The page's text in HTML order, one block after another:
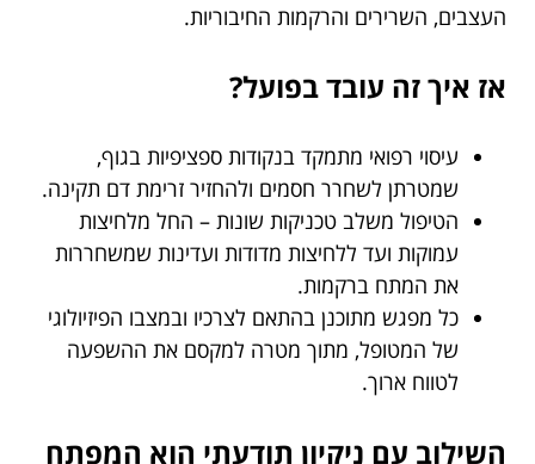
העצבים, השרירים והרקמות החיבוריות.
אז איך זה עובד בפועל?
עיסוי רפואי מתמקד בנקודות ספציפיות בגוף,
שמטרתן לשחרר חסמים ולהחזיר זרימת דם תקינה.
הטיפול משלב טכניקות שונות – החל מלחיצות
עמוקות ועד ללחיצות מדודות ועדינות שמשחררות
את המתח ברקמות.
כל מפגש מתוכנן בהתאם לצרכיו ובמצבו הפיזיולוגי
של המטופל, מתוך מטרה למקסם את ההשפעה
לטווח ארוך.
השילוב עם ניקיון תודעתי הוא המפתח